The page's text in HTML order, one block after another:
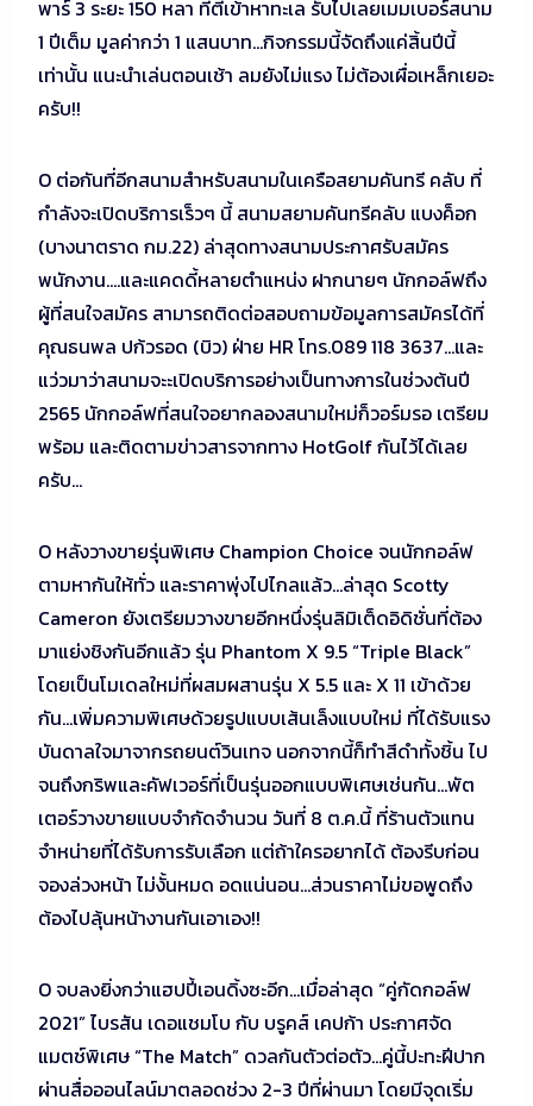
พาร์ 3 ระยะ 150 หลา ที่ตีเข้าหาทะเล รับไปเลยเมมเบอร์สนาม
1 ปีเต็ม มูลค่ากว่า 1 แสนบาท…กิจกรรมนี้จัดถึงแค่สิ้นปีนี้
เท่านั้น แนะนำเล่นตอนเช้า ลมยังไม่แรง ไม่ต้องเผื่อเหล็กเยอะ
ครับ!!
O ต่อกันที่อีกสนามสำหรับสนามในเครือสยามคันทรี คลับ ที่
กำลังจะเปิดบริการเร็วๆ นี้ สนามสยามคันทรีคลับ แบงค็อก
(บางนาตราด กม.22) ล่าสุดทางสนามประกาศรับสมัคร
พนักงาน….และแคดดี้หลายตำแหน่ง ฝากนายๆ นักกอล์ฟถึง
ผู้ที่สนใจสมัคร สามารถติดต่อสอบถามข้อมูลการสมัครได้ที่
คุณธนพล ปก้วรอด (บิว) ฝ่าย HR โทร.089 118 3637…และ
แว่วมาว่าสนามจะะเปิดบริการอย่างเป็นทางการในช่วงต้นปี
2565 นักกอล์ฟที่สนใจอยากลองสนามใหม่ก็วอร์มรอ เตรียม
พร้อม และติดตามข่าวสารจากทาง HotGolf กันไว้ได้เลย
ครับ…
O หลังวางขายรุ่นพิเศษ Champion Choice จนนักกอล์ฟ
ตามหากันให้ทั่ว และราคาพุ่งไปไกลแล้ว…ล่าสุด Scotty
Cameron ยังเตรียมวางขายอีกหนึ่งรุ่นลิมิเต็ดอิดิชั่นที่ต้อง
มาแย่งชิงกันอีกแล้ว รุ่น Phantom X 9.5 “Triple Black”
โดยเป็นโมเดลใหม่ที่ผสมผสานรุ่น X 5.5 และ X 11 เข้าด้วย
กัน…เพิ่มความพิเศษด้วยรูปแบบเส้นเล็งแบบใหม่ ที่ได้รับแรง
บันดาลใจมาจากรถยนต์วินเทจ นอกจากนี้ก็ทำสีดำทั้งชิ้น ไป
จนถึงกริพและคัฟเวอร์ที่เป็นรุ่นออกแบบพิเศษเช่นกัน…พัต
เตอร์วางขายแบบจำกัดจำนวน วันที่ 8 ต.ค.นี้ ที่ร้านตัวแทน
จำหน่ายที่ได้รับการรับเลือก แต่ถ้าใครอยากได้ ต้องรีบก่อน
จองล่วงหน้า ไม่งั้นหมด อดแน่นอน…ส่วนราคาไม่ขอพูดถึง
ต้องไปลุ้นหน้างานกันเอาเอง!!
O จบลงยิ่งกว่าแฮปปี้เอนดิ้งซะอีก…เมื่อล่าสุด “คู่กัดกอล์ฟ
2021” ไบรสัน เดอแชมโบ กับ บรูคส์ เคปก้า ประกาศจัด
แมตช์พิเศษ “The Match” ดวลกันตัวต่อตัว…คู่นี้ปะทะฝีปาก
ผ่านสื่อออนไลน์มาตลอดช่วง 2-3 ปีที่ผ่านมา โดยมีจุดเริ่ม